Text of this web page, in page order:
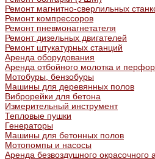
Ремонт магнитно-сверлильных
Ремонт компрессоров
Ремонт пневмонагнетателя
Ремонт дизельных двигателей
Ремонт штукатурных станций
Аренда оборудования
Аренда отбойного молотка и
Мотобуры, бензобуры
Машины для деревянных полов
Виброрейки для бетона
Измерительный инструмент
Тепловые пушки
Генераторы
Машины для бетонных полов
Мотопомпы и насосы
Аренда безвоздушного окрасочного